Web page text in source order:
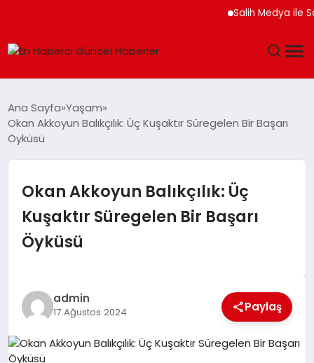
Salih Medya ile
SPOR
MAGAZIN
EKONOMI
EĞITIM
Ana Sayfa Yaşam
Okan Akkoyun Balıkçılık: Üç Kuşaktır Süregelen Bir Başarı
Öyküsü
Okan Akkoyun Balıkçılık: Üç
Kuşaktır Süregelen Bir Başarı
Öyküsü
admin
17 Ağustos 2024 Paylaş